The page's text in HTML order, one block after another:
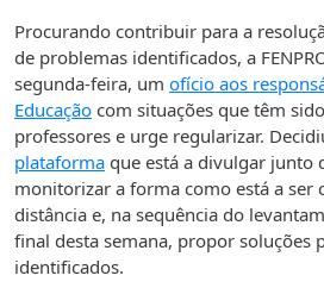
Procurando contribuir para a
de problemas identificados, a
segunda-feira, um ofício aos
Educação com situações que têm
professores e urge regularizar.
plataforma que está a divulgar junto
monitorizar a forma como está a ser
distância e, na sequência do
final desta semana, propor soluções
identificados.